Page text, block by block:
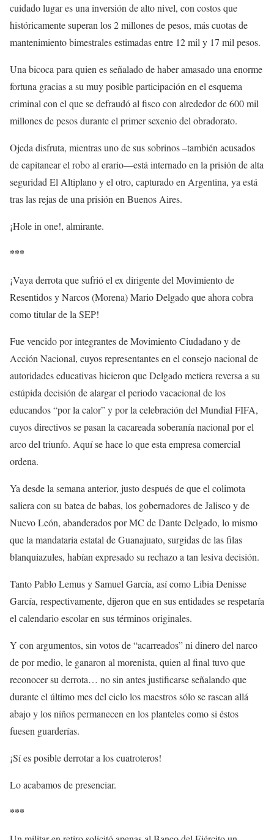
cuidado lugar es una inversión de alto nivel, con costos que
históricamente superan los 2 millones de pesos, más cuotas de
mantenimiento bimestrales estimadas entre 12 mil y 17 mil pesos.
Una bicoca para quien es señalado de haber amasado una enorme
fortuna gracias a su muy posible participación en el esquema
criminal con el que se defraudó al fisco con alrededor de 600 mil
millones de pesos durante el primer sexenio del obradorato.
Ojeda disfruta, mientras uno de sus sobrinos –también acusados
de capitanear el robo al erario—está internado en la prisión de alta
seguridad El Altiplano y el otro, capturado en Argentina, ya está
tras las rejas de una prisión en Buenos Aires.
¡Hole in one!, almirante.
***
¡Vaya derrota que sufrió el ex dirigente del Movimiento de
Resentidos y Narcos (Morena) Mario Delgado que ahora cobra
como titular de la SEP!
Fue vencido por integrantes de Movimiento Ciudadano y de
Acción Nacional, cuyos representantes en el consejo nacional de
autoridades educativas hicieron que Delgado metiera reversa a su
estúpida decisión de alargar el periodo vacacional de los
educandos “por la calor” y por la celebración del Mundial FIFA,
cuyos directivos se pasan la cacareada soberanía nacional por el
arco del triunfo. Aquí se hace lo que esta empresa comercial
ordena.
Ya desde la semana anterior, justo después de que el colimota
saliera con su batea de babas, los gobernadores de Jalisco y de
Nuevo León, abanderados por MC de Dante Delgado, lo mismo
que la mandataria estatal de Guanajuato, surgidas de las filas
blanquiazules, habían expresado su rechazo a tan lesiva decisión.
Tanto Pablo Lemus y Samuel García, así como Libia Denisse
García, respectivamente, dijeron que en sus entidades se respetaría
el calendario escolar en sus términos originales.
Y con argumentos, sin votos de “acarreados” ni dinero del narco
de por medio, le ganaron al morenista, quien al final tuvo que
reconocer su derrota… no sin antes justificarse señalando que
durante el último mes del ciclo los maestros sólo se rascan allá
abajo y los niños permanecen en los planteles como si éstos
fuesen guarderías.
¡Sí es posible derrotar a los cuatroteros!
Lo acabamos de presenciar.
***